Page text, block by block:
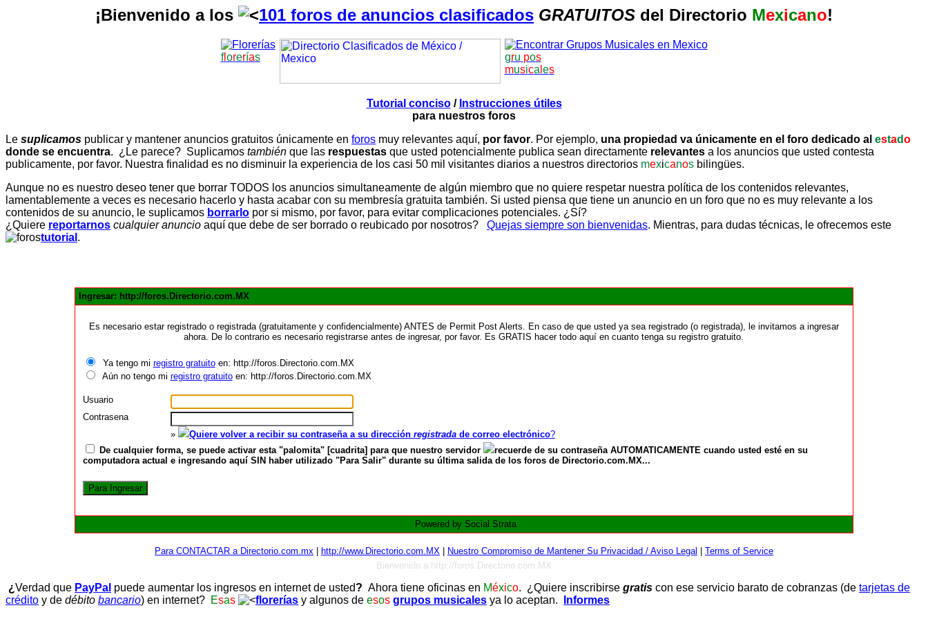
¡Bienvenido a los 101 foros de anuncios clasificados GRATUITOS del Directorio Mexicano!
florerías gru pos
musica es
Tutorial conciso/ Instrucciones útiles
para nuestros foros
Le suplicamos publicar y mantener anuncios gratuitos únicamente en foros muy relevantes aquí, por favor. Por ejemplo, una propiedad va únicamente en el foro dedicado al estado
donde se encuentra. ¿Le parece? Suplicamos también que las respuestas que usted potencialmente publica sean directamente relevantes a los anuncios que usted contesta
publicamente, por favor. Nuestra finalidad es no disminuir la experiencia de los casi 50 mil visitantes diarios a nuestros directorios mexicanos bilingües.
Aunque no es nuestro deseo tener que borrar TODOS los anuncios simultaneamente de algún miembro que no quiere respetar nuestra política de los contenidos relevantes,
lamentablemente a veces es necesario hacerlo y hasta acabar con su membresía gratuita también. Si usted piensa que tiene un anuncio en un foro que no es muy relevante a los
contenidos de su anuncio, le suplicamos borrarlo por si mismo, por favor, para evitar complicaciones potenciales. ¿Sí?
¿Quiere reportarnos cualquier anuncio aquí que debe de ser borrado o reubicado por nosotros? Quejas siempre son bienvenidas. Mientras, para dudas técnicas, le ofrecemos este
tutorial .
Ingresar: http://foros.Directorio.com.MX
Es necesario estar registrado o registrada (gratuitamente y confidencialmente) ANTES de Permit Post Alerts. En caso de que usted ya sea registrado (o registrada), le invitamos a ingresar
ahora. De lo contrario es necesario registrarse antes de ingresar, por favor. Es GRATIS hacer todo aquí en cuanto tenga su registro gratuito.
Ya tengo mi registro gratuitoen: http://foros.Directorio.com.MX
Aún no tengo mi registro gratuitoen: http://foros.Directorio.com.MX
Usuario
Contrasena
»
Quiere volver a recibir su contraseña a su dirección registradade correo electrónico?
De cualquier forma, se puede activar esta "palomita" [cuadrita] para que nuestro servidor
recuerde de su contraseña AUTOMATICAMENTE cuando usted esté en su
computadora actual e ingresando aquí SIN haber utilizado "Para Salir" durante su última salida de los foros de Directorio.com.MX...
Powered by Social Strata
Para CONTACTAR a Directorio.com.mx http://www.Directorio.com.MX Nuestro Compromiso de Mantener Su Privacidad / Aviso Legal
Terms of Service
Bienvenido a http://foros.Directorio.com.MX
¿Verdad que PayPal puede aumentar los ingresos en internet de usted? Ahora tiene oficinas en México. ¿Quiere inscribirse gratis con ese servicio barato de cobranzas (de tarjetas de
crédito y de débito bancario) en internet? Esas florerías y algunos de esos grupos musicales ya lo aceptan.
Informes